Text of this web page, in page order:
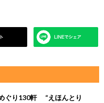
ぐり130軒 “えほんとり